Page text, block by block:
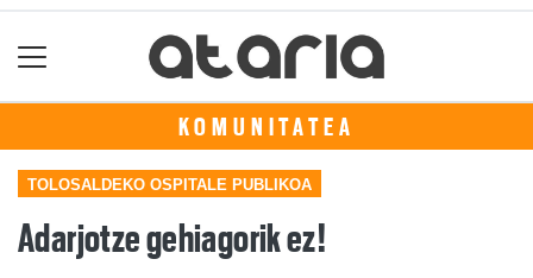
KOMUNITATEA
TOLOSALDEKO OSPITALE PUBLIKOA
Adarjotze gehiagorik ez!